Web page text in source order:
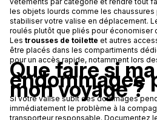
les objets lourds comme les
stabiliser votre valise en déplacement.
roulés plutôt que pliés pour économiser
Les trousses de toilette et autres
être placés dans les compartiments
pour un accès rapide, notamment lors
Que faire si
endommagée
mon voyage ?
Si votre valise subit des dommages
immédiatement le problème à la
transporteur responsable. Documentez